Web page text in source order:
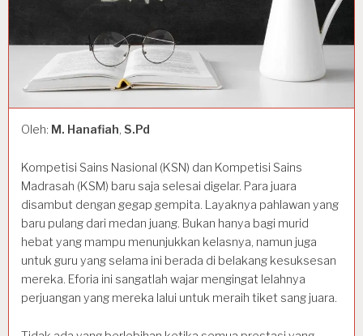
Oleh: M. Hanafiah, S.Pd
Kompetisi Sains Nasional (KSN) dan Kompetisi Sains
Madrasah (KSM) baru saja selesai digelar. Para juara
disambut dengan gegap gempita. Layaknya pahlawan yang
baru pulang dari medan juang. Bukan hanya bagi murid
hebat yang mampu menunjukkan kelasnya, namun juga
untuk guru yang selama ini berada di belakang kesuksesan
mereka. Eforia ini sangatlah wajar mengingat lelahnya
perjuangan yang mereka lalui untuk meraih tiket sang juara.